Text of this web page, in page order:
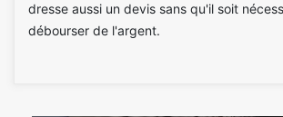
dresse aussi un devis sans qu'il soit
débourser de l'argent.